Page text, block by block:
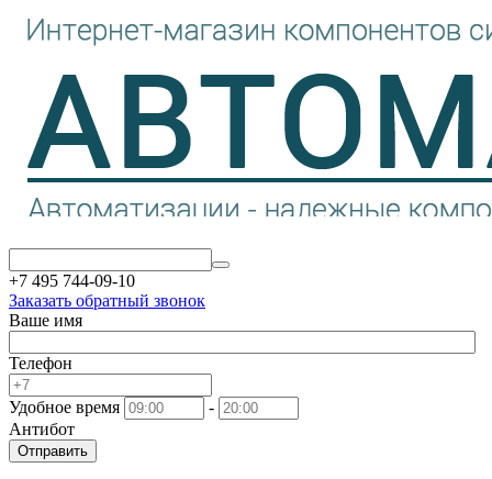
+7 495 744-09-10
Заказать обратный звонок
Ваше имя
Телефон
Удобное время
-
Антибот
Отправить